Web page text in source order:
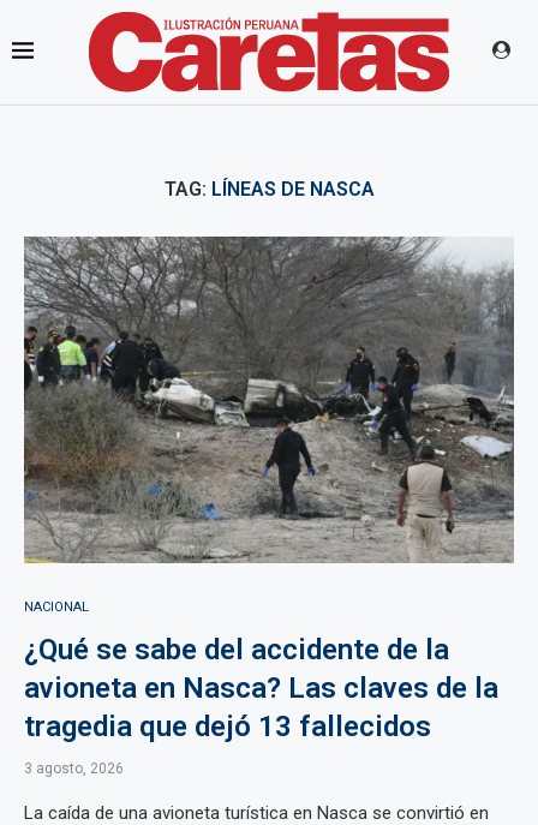
TAG: LÍNEAS DE NASCA
NACIONAL
¿Qué se sabe del accidente de la
avioneta en Nasca? Las claves de la
tragedia que dejó 13 fallecidos
3 agosto, 2026
La caída de una avioneta turística en Nasca se convirtió en